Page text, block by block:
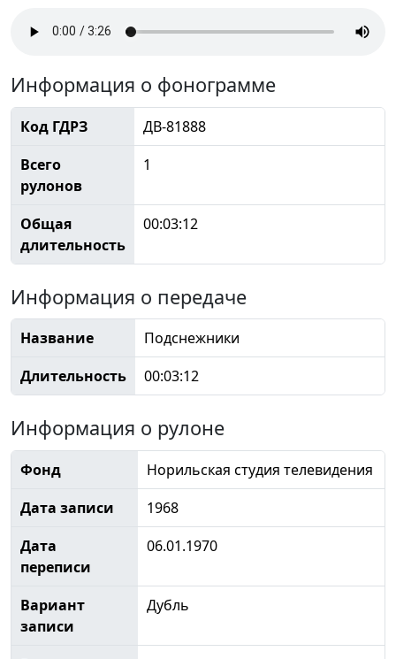
Информация о фонограмме
Код ГДРЗ
ДВ-81888
Всего
рулонов
1
Общая
длительность
00:03:12
Информация о передаче
Название
Подснежники
Длительность
00:03:12
Информация о рулоне
Фонд
Норильская студия телевидения
Дата записи
1968
Дата
переписи
06.01.1970
Вариант
записи
Дубль